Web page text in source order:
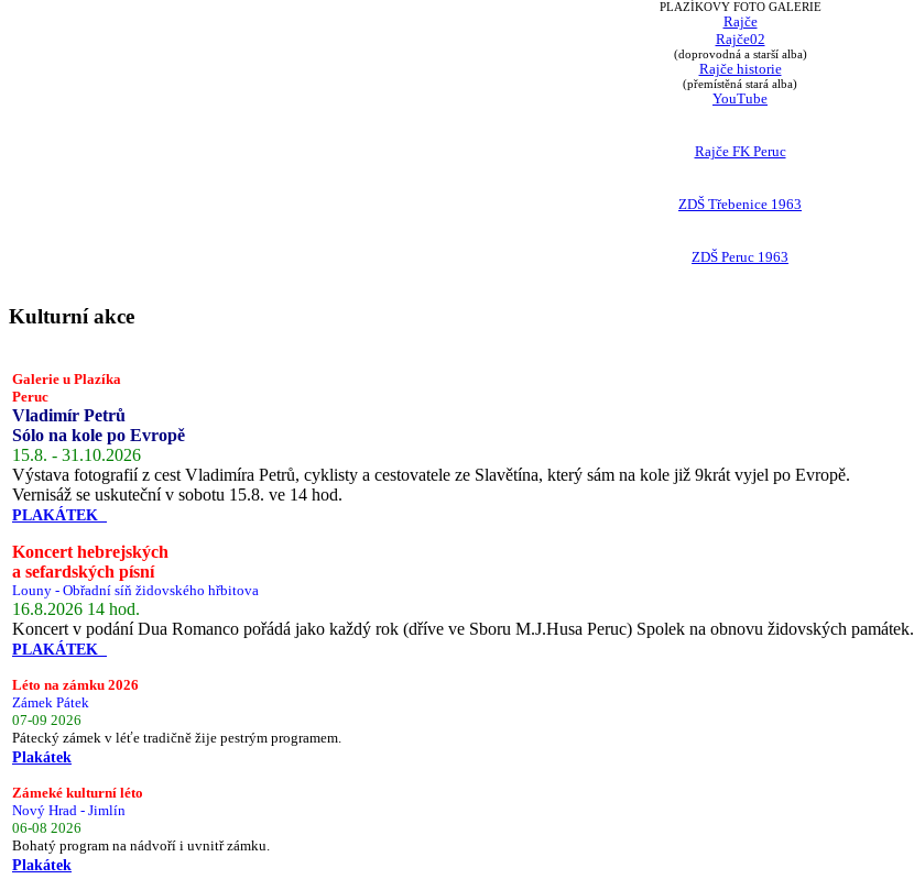
PLAZÍKOVY FOTO GALERIE
Rajče
Rajče02
(doprovodná a starší alba)
Rajče historie
(přemístěná stará alba)
YouTube
Rajče FK Peruc
ZDŠ Třebenice 1963
ZDŠ Peruc 1963
Kulturní akce
Galerie u Plazíka
Peruc
Vladimír Petrů
Sólo na kole po Evropě
15.8. - 31.10.2026
Výstava fotografií z cest Vladimíra Petrů, cyklisty a cestovatele ze Slavětína, který sám na kole již 9krát vyjel po Evropě.
Vernisáž se uskuteční v sobotu 15.8. ve 14 hod.
PLAKÁTEK
Koncert hebrejských
a sefardských písní
Louny - Obřadní síň židovského hřbitova
16.8.2026 14 hod.
Koncert v podání Dua Romanco pořádá jako každý rok (dříve ve Sboru M.J.Husa Peruc) Spolek na obnovu židovských památek.
PLAKÁTEK
Léto na zámku 2026
Zámek Pátek
07-09 2026
Pátecký zámek v léťe tradičně žije pestrým programem.
Plakátek
Zámeké kulturní léto
Nový Hrad - Jimlín
06-08 2026
Bohatý program na nádvoří i uvnitř zámku.
Plakátek